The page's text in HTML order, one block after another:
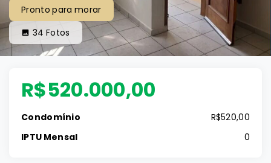
Pronto para morar
34 Fotos
R$520.000,00
Condomínio
R$520,00
IPTU Mensal
0